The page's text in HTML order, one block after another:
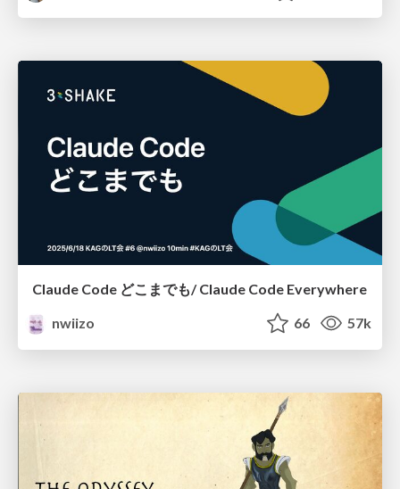
Claude Code どこまでも/ Claude Code Everywhere
nwiizo
66 57k